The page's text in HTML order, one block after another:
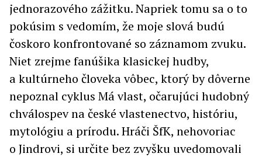
jednorazového zážitku. Napriek tomu sa o to
pokúsim s vedomím, že moje slová budú
čoskoro konfrontované so záznamom zvuku.
Niet zrejme fanúšika klasickej hudby,
a kultúrneho človeka vôbec, ktorý by dôverne
nepoznal cyklus Má vlast, očarujúci hudobný
chválospev na české vlastenectvo, históriu,
mytológiu a prírodu. Hráči ŠfK, nehovoriac
o Jindrovi, si určite bez zvyšku uvedomovali